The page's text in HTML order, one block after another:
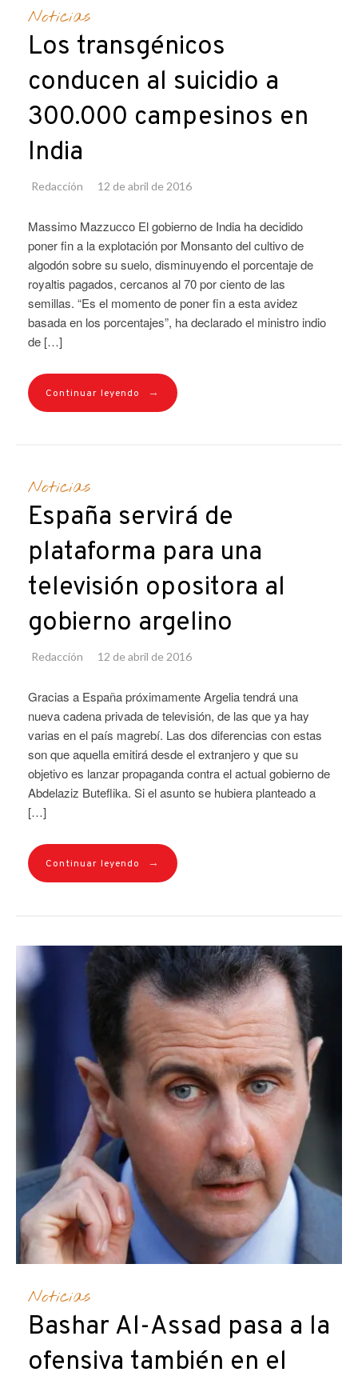
Noticias
Los transgénicos
conducen al suicidio a
300.000 campesinos en
India
Redacción 12 de abril de 2016
Massimo Mazzucco El gobierno de India ha decidido
poner fin a la explotación por Monsanto del cultivo de
algodón sobre su suelo, disminuyendo el porcentaje de
royaltis pagados, cercanos al 70 por ciento de las
semillas. “Es el momento de poner fin a esta avidez
basada en los porcentajes”, ha declarado el ministro indio
de […]
Continuar leyendo →
Noticias
España servirá de
plataforma para una
televisión opositora al
gobierno argelino
Redacción 12 de abril de 2016
Gracias a España próximamente Argelia tendrá una
nueva cadena privada de televisión, de las que ya hay
varias en el país magrebí. Las dos diferencias con estas
son que aquella emitirá desde el extranjero y que su
objetivo es lanzar propaganda contra el actual gobierno de
Abdelaziz Buteflika. Si el asunto se hubiera planteado a
[…]
Continuar leyendo →
Noticias
Bashar Al-Assad pasa a la
ofensiva también en el